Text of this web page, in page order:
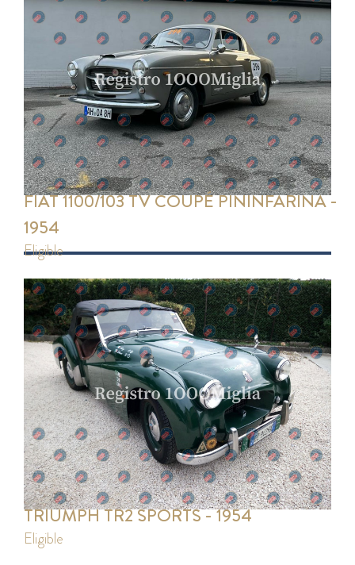
FIAT 1100/103 TV COUPÉ PININFARINA -
1954
eligible
TRIUMPH TR2 SPORTS - 1954
eligible